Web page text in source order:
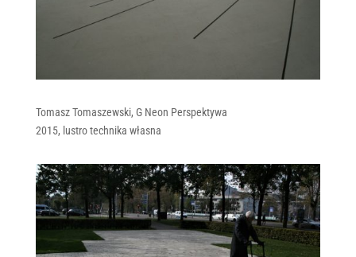
Tomasz Tomaszewski, G Neon Perspektywa
2015, lustro technika własna